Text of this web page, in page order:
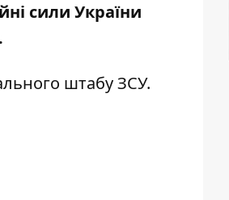
сили України
штабу ЗСУ.